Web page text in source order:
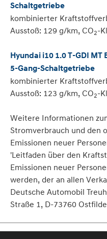
Schaltgetriebe
kombinierter
Ausstoß: 129 g/km, CO2-
Hyundai i10 1.0 T-GDI MT
5-Gang-Schaltgetriebe
kombinierter
Ausstoß: 123 g/km, CO2-
Weitere Informationen
Stromverbrauch und den
Emissionen neuer
'Leitfaden über den
Emissionen neuer
werden, der an allen
Deutsche Automobil
Straße 1, D-73760